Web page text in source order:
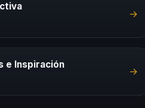
→
e Inspiración
→